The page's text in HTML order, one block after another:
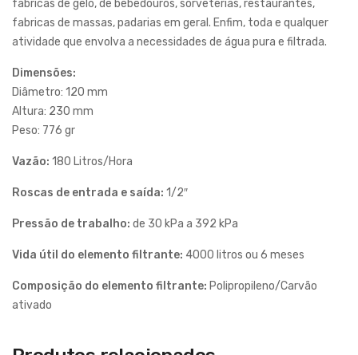
fabricas de gelo, de bebedouros, sorveterias, restaurantes,
fabricas de massas, padarias em geral. Enfim, toda e qualquer
atividade que envolva a necessidades de água pura e filtrada.
Dimensões:
Diâmetro: 120 mm
Altura: 230 mm
Peso: 776 gr
Vazão: 180 Litros/Hora
Roscas de entrada e saída: 1/2″
Pressão de trabalho: de 30 kPa a 392 kPa
Vida útil do elemento filtrante: 4000 litros ou 6 meses
Composição do elemento filtrante: Polipropileno/Carvão
ativado